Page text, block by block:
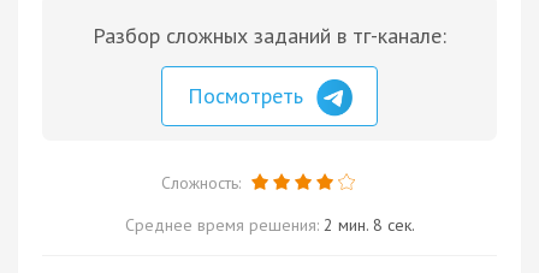
Разбор сложных заданий в тг-канале:
Посмотреть
Сложность:
Среднее время решения: 2 мин. 8 сек.